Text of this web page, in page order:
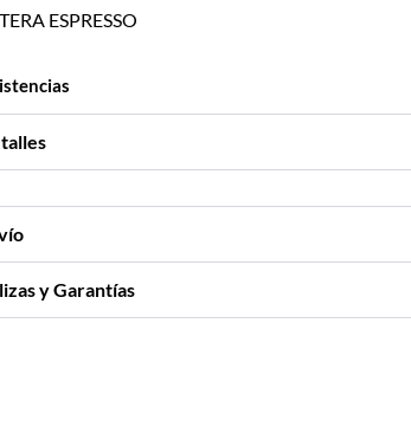
ESPRESSO
y Garantías